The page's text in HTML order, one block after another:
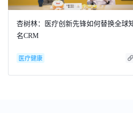
杏树林：医疗创新先锋如何替换全球知
名CRM
医疗健康